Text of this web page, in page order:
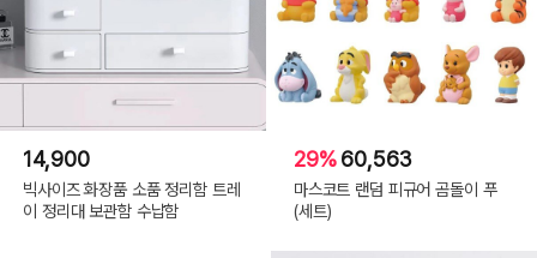
14,900
빅사이즈 화장품 소품 정리함 트레
이 정리대 보관함 수납함
29%60,563
마스코트 랜덤 피규어 곰돌이 푸
(세트)